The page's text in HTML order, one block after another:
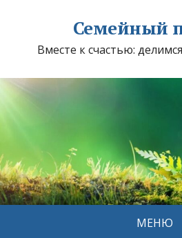
Семейный
Вместе к счастью:
МЕНЮ